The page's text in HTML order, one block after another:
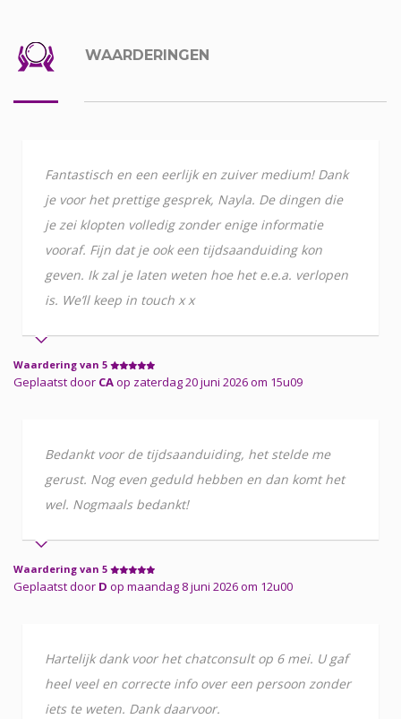
WAARDERINGEN
Fantastisch en een eerlijk en zuiver medium! Dank
je voor het prettige gesprek, Nayla. De dingen die
je zei klopten volledig zonder enige informatie
vooraf. Fijn dat je ook een tijdsaanduiding kon
geven. Ik zal je laten weten hoe het e.e.a. verlopen
is. We’ll keep in touch x x
Waardering van 5
Geplaatst door CAop zaterdag 20 juni 2026 om 15u09
Bedankt voor de tijdsaanduiding, het stelde me
gerust. Nog even geduld hebben en dan komt het
wel. Nogmaals bedankt!
Waardering van 5
Geplaatst door D op maandag 8 juni 2026 om 12u00
Hartelijk dank voor het chatconsult op 6 mei. U gaf
heel veel en correcte info over een persoon zonder
iets te weten. Dank daarvoor.